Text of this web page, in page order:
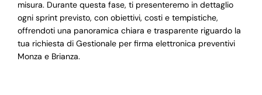
misura. Durante questa fase, ti presenteremo in dettaglio
ogni sprint previsto, con obiettivi, costi e tempistiche,
offrendoti una panoramica chiara e trasparente riguardo la
tua richiesta di Gestionale per firma elettronica preventivi
Monza e Brianza.